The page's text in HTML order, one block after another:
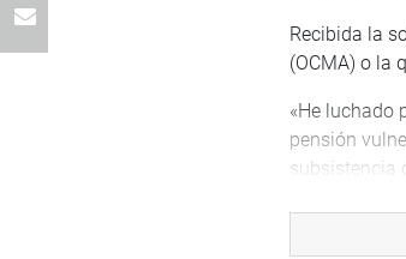
Recibida la
(OCMA) o la
«He luchado
pensión
subsistencia
La
importancia